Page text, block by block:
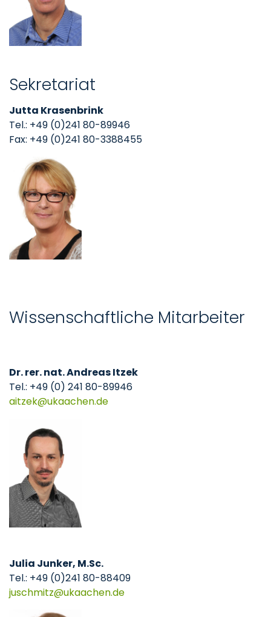
Sekretariat
Jutta Krasenbrink
Tel.: +49 (0)241 80-89946
Fax: +49 (0)241 80-3388455
Wissenschaftliche Mitarbeiter
Dr. rer. nat. Andreas Itzek
Tel.: +49 (0) 241 80-89946
aitzek
ukaachende
Julia Junker, M.Sc.
Tel.: +49 (0)241 80-88409
juschmitz
ukaachende